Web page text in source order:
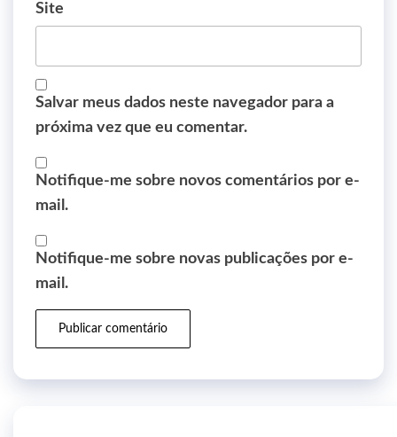
Site
Salvar meus dados neste navegador para a
próxima vez que eu comentar.
Notifique-me sobre novos comentários por e-
mail.
Notifique-me sobre novas publicações por e-
mail.